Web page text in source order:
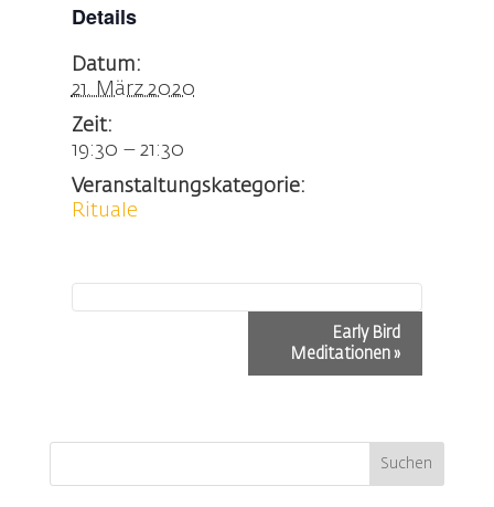
Details
Datum:
21. März 2020
Zeit:
19:30 – 21:30
Veranstaltungskategorie:
Rituale
Early Bird
Meditationen»